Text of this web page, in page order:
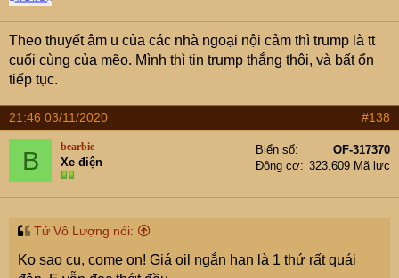
đồng, còn với quyền chọn 65 thì còn chơi bạo hơn
khi có thêm những 49.000 con bạc mới. Chỉ riêng
1 ngày mà tổng tiền đánh cược rằng nước mĩ sẽ
loạn đến 16/12 đã tăng thêm 2 triệu trump zồi. Quả
là ăn chơi ko sợ mưa rơi.
Vậy với chúng ta thì sao? Nếu tổng các canh bạc
quyền chọn VIX lần này mà vượt 150 triệu trump
thì chúng ta cứ việc kê cao gối ngủ kĩ, còn nếu vẫn
lăn tăn chút chút.
Theo thuyết âm u của các nhà ngoại nội cảm thì trump là tt
cuối cùng của mẽo. Mình thì tin trump thắng thôi, và bất ổn
tiếp tục.
21:46 03/11/2020 #138
B bearbie
Xe điện
Biển số
OF-317370
Động cơ
323,609 Mã lực
Tứ Vô Lượng nói:
Ko sao cụ, come on! Giá oil ngắn hạn là 1 thứ rất quái